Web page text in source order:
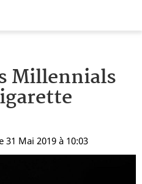
Millennials
31 Mai 2019 à 10:03